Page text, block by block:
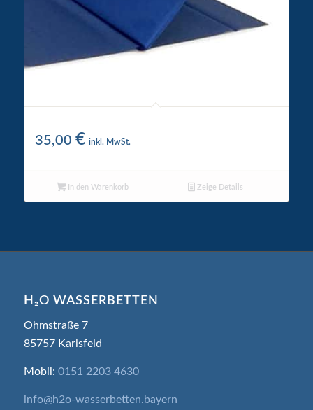
35,00 € inkl. MwSt.
In den Warenkorb Zeige Details
H₂O WASSERBETTEN
Ohmstraße 7
85757 Karlsfeld
Mobil: 0151 2203 4630
info@h2o-wasserbetten.bayern